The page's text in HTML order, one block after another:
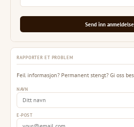
Send inn anmeldelse
RAPPORTER ET PROBLEM
Feil informasjon? Permanent stengt? Gi oss
NAVN
E-POST